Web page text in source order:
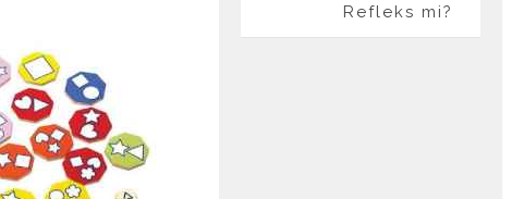
Refleks mi?